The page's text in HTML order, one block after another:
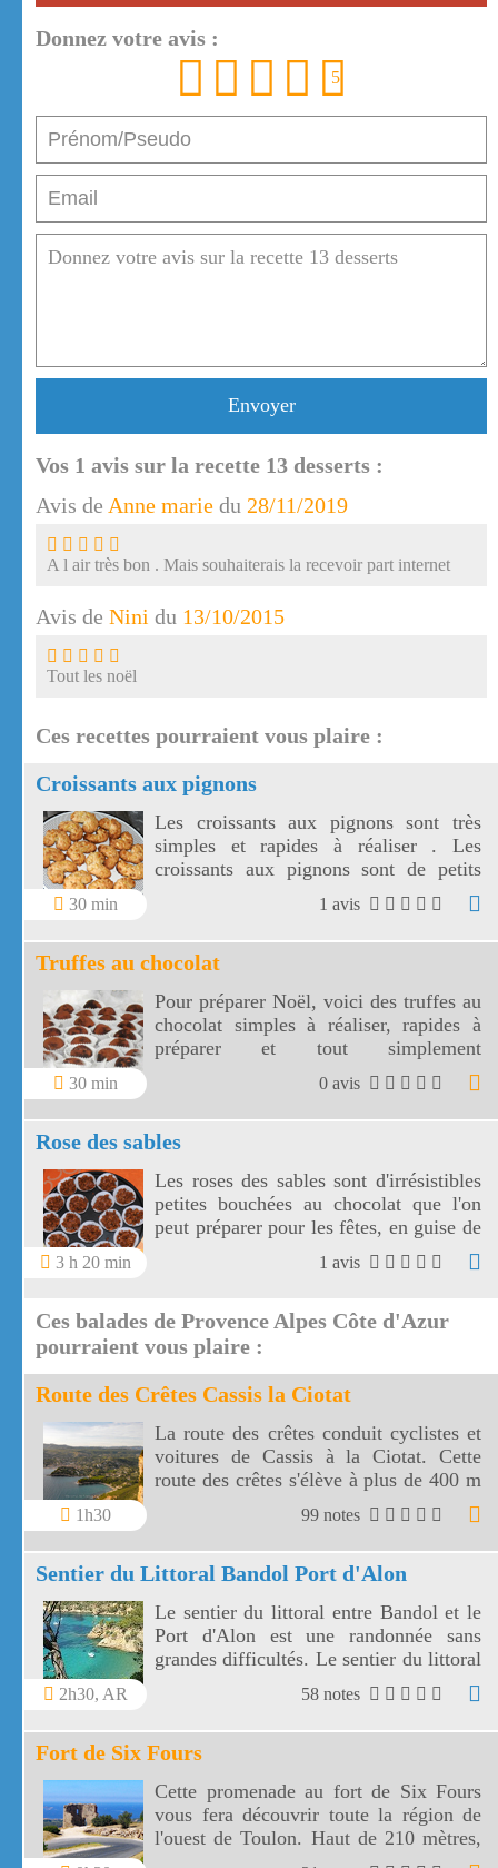
Donnez votre avis :
5
Envoyer
Vos 1 avis sur la recette 13 desserts :
Avis de Anne marie du 28/11/2019
A l air très bon . Mais souhaiterais la recevoir part internet
Avis de Nini du 13/10/2015
Tout les noël
Ces recettes pourraient vous plaire :
Croissants aux pignons
30 min
Les croissants aux pignons sont très
simples et rapides à réaliser . Les
croissants aux pignons sont de petits
gâteaux délicieux pour accompagner
votre café ou votre thé.
1 avis
Truffes au chocolat
30 min
Pour préparer Noël, voici des truffes au
chocolat simples à réaliser, rapides à
préparer et tout simplement
0 avis
Rose des sables
3 h 20 min
Les roses des sables sont d'irrésistibles
petites bouchées au chocolat que l'on
peut préparer pour les fêtes, en guise de
dessert. Ces roses des sables séduiront
les enfants dans des mini caissettes.
1 avis
Ces balades de Provence Alpes Côte d'Azur
pourraient vous plaire :
Route des Crêtes Cassis la Ciotat
1h30
La route des crêtes conduit cyclistes et
voitures de Cassis à la Ciotat. Cette
route des crêtes s'élève à plus de 400 m
et surplombe la mer au travers plusieurs
99 notes
Sentier du Littoral Bandol Port d'Alon
2h30, AR
Le sentier du littoral entre Bandol et le
Port d'Alon est une randonnée sans
grandes difficultés. Le sentier du littoral
Bandol Port d'Alon offre des paysages
58 notes
Fort de Six Fours
Cette promenade au fort de Six Fours
vous fera découvrir toute la région de
l'ouest de Toulon. Haut de 210 mètres,
le fort de Six Fours vous offre un vaste